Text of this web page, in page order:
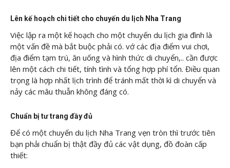
Lên kế hoạch chi tiết cho chuyến du lịch Nha Trang
Việc lập ra một kế hoạch cho một chuyến du lịch gia đình là
một vấn đề mà bắt buộc phải có. vớ các địa điểm vui chơi,
địa điểm tạm trú, ăn uống và hình thức di chuyển,.. cần được
lên một cách chi tiết, tính tình và tổng hợp phí tổn. Điều quan
trọng là hợp nhất lịch trình để tránh mất thời kì di chuyển và
nảy các mâu thuẫn không đáng có.
Chuẩn bị tư trang đầy đủ
Để có một chuyến du lịch Nha Trang vẹn tròn thì trước tiên
bạn phải chuẩn bị thật đầy đủ các vật dụng, đồ đoàn cấp
thiết: